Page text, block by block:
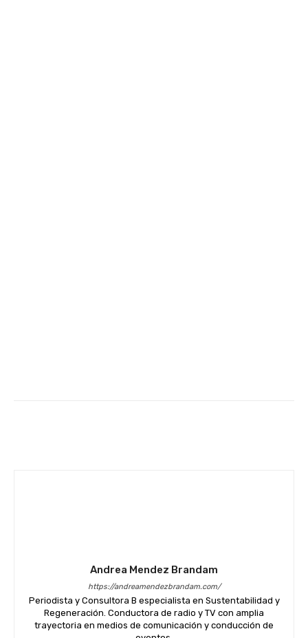
Andrea Mendez Brandam
https://andreamendezbrandam.com/
Periodista y Consultora B especialista en Sustentabilidad y
Regeneración. Conductora de radio y TV con amplia
trayectoria en medios de comunicación y conducción de